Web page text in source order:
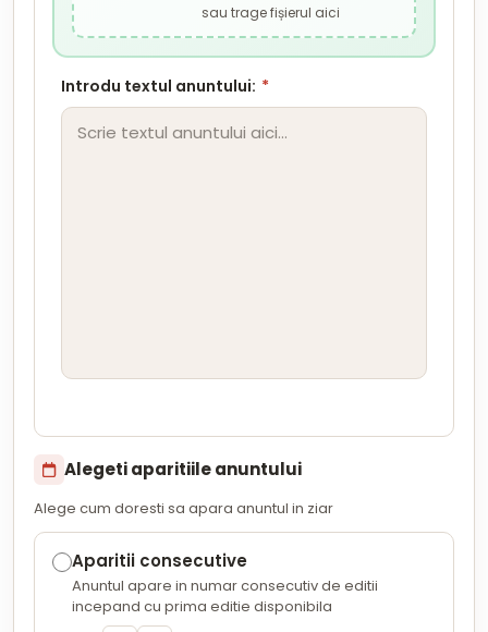
sau trage fișierul aici
Introdu textul anuntului: *
Alegeti aparitiile anuntului
Alege cum doresti sa apara anuntul in ziar
Aparitii consecutive
Anuntul apare in numar consecutiv de editii
incepand cu prima editie disponibila